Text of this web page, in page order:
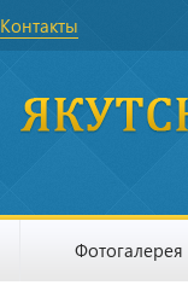
Контакты
Фотогалерея